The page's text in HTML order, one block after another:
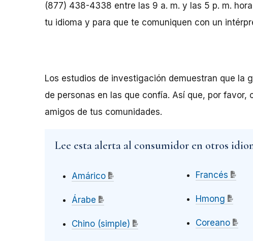
(877) 438-4338 entre las 9 a. m. y las 5 p. m.
tu idioma y para que te comuniquen con un
Los estudios de investigación demuestran que la
de personas en las que confía. Así que, por
amigos de tus comunidades.
Lee esta alerta al consumidor en otros
Amárico
Árabe
Chino (simple)
Francés
Hmong
Coreano